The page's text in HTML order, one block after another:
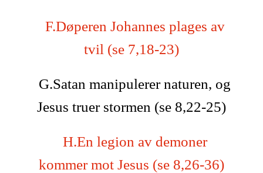
F.Døperen Johannes plages av
tvil (se 7,18-23)
G.Satan manipulerer naturen, og
Jesus truer stormen (se 8,22-25)
H.En legion av demoner
kommer mot Jesus (se 8,26-36)